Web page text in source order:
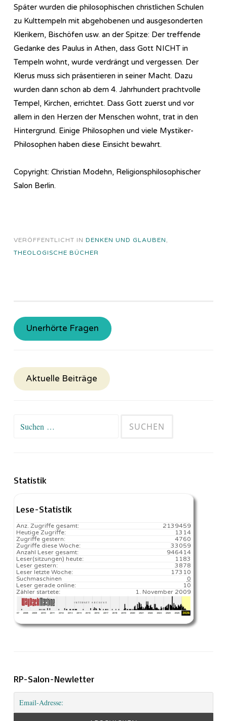
Später wurden die philosophischen christlichen Schulen
zu Kulttempeln mit abgehobenen und ausgesonderten
Klerikern, Bischöfen usw. an der Spitze: Der treffende
Gedanke des Paulus in Athen, dass Gott NICHT in
Tempeln wohnt, wurde verdrängt und vergessen. Der
Klerus muss sich präsentieren in seiner Macht. Dazu
wurden dann schon ab dem 4. Jahrhundert prachtvolle
Tempel, Kirchen, errichtet. Dass Gott zuerst und vor
allem in den Herzen der Menschen wohnt, trat in den
Hintergrund. Einige Philosophen und viele Mystiker-
Philosophen haben diese Einsicht bewahrt.
Copyright: Christian Modehn, Religionsphilosophischer
Salon Berlin.
VERÖFFENTLICHT IN DENKEN UND GLAUBEN,
THEOLOGISCHE BÜCHER
Unerhörte Fragen
Aktuelle Beiträge
Suchen
Statistik
Lese-Statistik
2139459
Anz. Zugriffe gesamt:
1314
Heutige Zugriffe:
4760
Zugriffe gestern:
33059
Zugriffe diese Woche:
946414
Anzahl Leser gesamt:
1183️
Leser(sitzungen) heute:
3878
Leser gestern:
17310️
Leser letzte Woche:
0
Suchmaschinen
10
Leser gerade online:
1. November 2009
Zähler startete:
RP-Salon-Newletter